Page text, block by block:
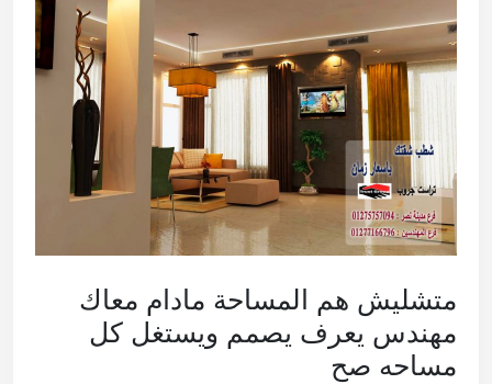
متشليش هم المساحة مادام معاك
مهندس يعرف يصمم ويستغل كل
مساحه صح